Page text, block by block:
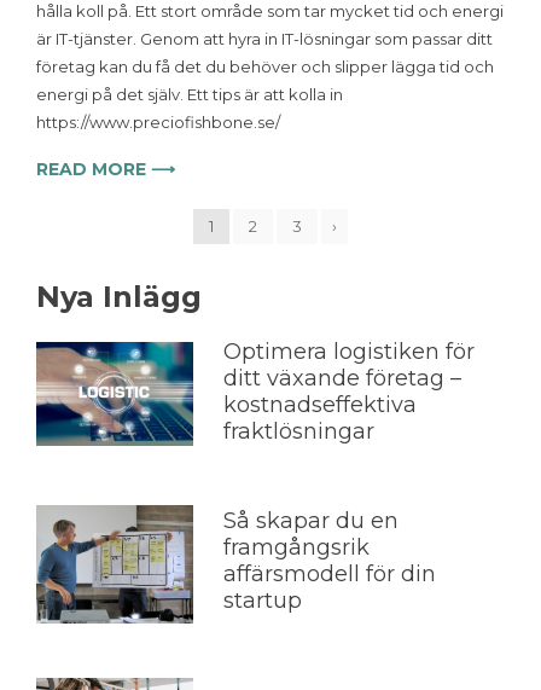
hålla koll på. Ett stort område som tar mycket tid och energi
är IT-tjänster. Genom att hyra in IT-lösningar som passar ditt
företag kan du få det du behöver och slipper lägga tid och
energi på det själv. Ett tips är att kolla in
https://www.preciofishbone.se/
READ MORE ⟶
1 2 3 ›
Nya Inlägg
Optimera logistiken för
ditt växande företag –
kostnadseffektiva
fraktlösningar
Så skapar du en
framgångsrik
affärsmodell för din
startup